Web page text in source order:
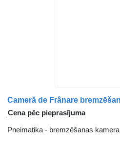
Cena pēc pieprasījuma
Pneimatika - bremzēšanas kamera